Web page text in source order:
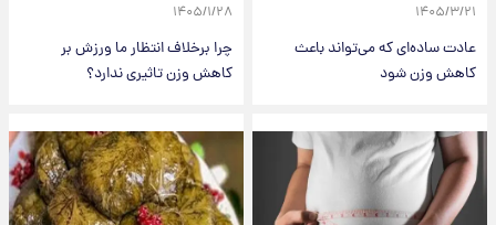
۱۴۰۵/۳/۲۱
عادت ساده‌ای که می‌تواند باعث
کاهش وزن شود
۱۴۰۵/۱/۲۸
چرا برخلاف انتظار ما ورزش بر
کاهش وزن تاثیری ندارد؟